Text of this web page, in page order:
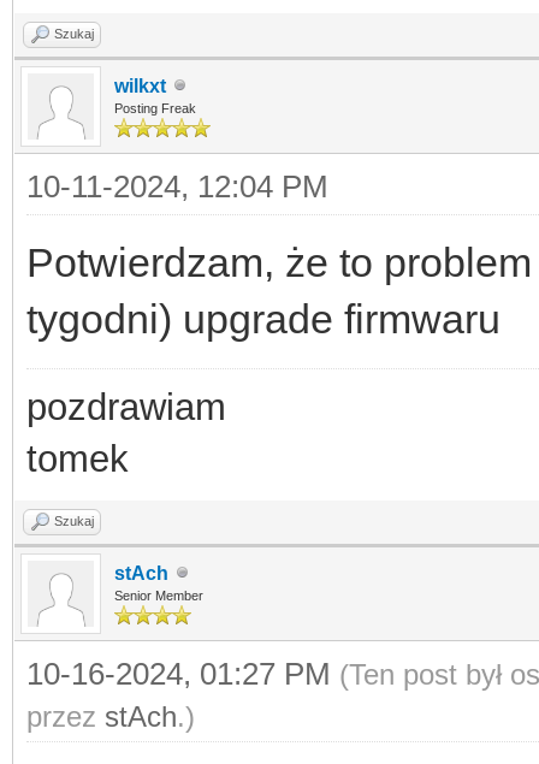
Szukaj
wilkxt
Posting Freak
10-11-2024, 12:04 PM
Potwierdzam, że to
tygodni) upgrade firmwaru
pozdrawiam
tomek
Szukaj
stAch
Senior Member
10-16-2024, 01:27 PM (Ten post był
przez stAch.)